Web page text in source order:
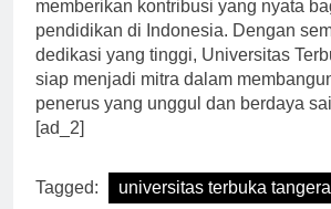
memberikan kontribusi yang nyata
pendidikan di Indonesia. Dengan
dedikasi yang tinggi, Universitas
siap menjadi mitra dalam
penerus yang unggul dan berdaya
[ad_2]
Tagged: universitas terbuka